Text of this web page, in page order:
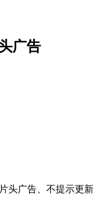
广告
头广告、不提示更新